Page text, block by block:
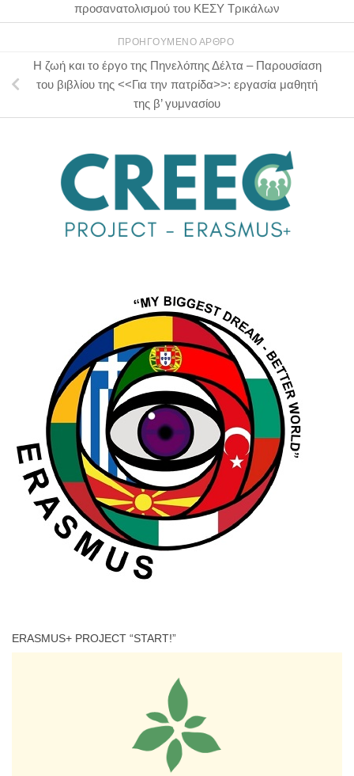
προσανατολισμού του ΚΕΣΥ Τρικάλων
ΠΡΟΗΓΟΎΜΕΝΟ ΆΡΘΡΟ
Η ζωή και το έργο της Πηνελόπης Δέλτα – Παρουσίαση
του βιβλίου της <<Για την πατρίδα>>: εργασία μαθητή
της β’ γυμνασίου
ERASMUS+ PROJECT “START!”